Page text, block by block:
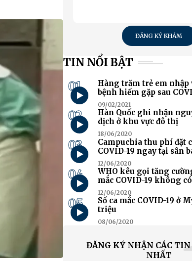
ĐĂNG KÝ KHÁM
TIN NỔI BẬT
01
Hàng trăm trẻ em
bệnh hiếm gặp sau
09/02/2021
02
Hàn Quốc ghi nhận
dịch ở khu vực đô thị
18/06/2020
03
Campuchia thu phí đặt
COVID-19 ngay tại sân
12/06/2020
04
WHO kêu gọi tăng
mắc COVID-19 không
12/06/2020
05
Số ca mắc COVID-19 ở
triệu
08/06/2020
ĐĂNG KÝ NHẬN CÁC
NHẤT